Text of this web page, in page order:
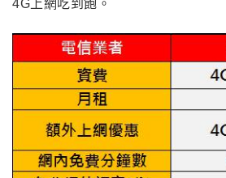
4G上網吃到飽。